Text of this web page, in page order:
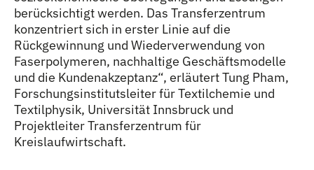
berücksichtigt werden. Das Transferzentrum
konzentriert sich in erster Linie auf die
Rückgewinnung und Wiederverwendung von
Faserpolymeren, nachhaltige Geschäftsmodelle
und die Kundenakzeptanz“, erläutert Tung Pham,
Forschungsinstitutsleiter für Textilchemie und
Textilphysik, Universität Innsbruck und
Projektleiter Transferzentrum für
Kreislaufwirtschaft.